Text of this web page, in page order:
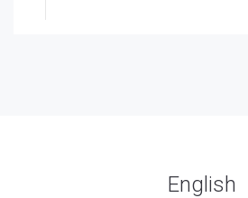
English